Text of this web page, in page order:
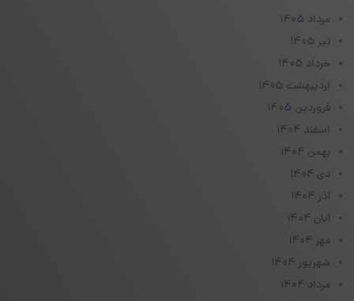
مرداد ۱۴۰۵
تیر ۱۴۰۵
خرداد ۱۴۰۵
اردیبهشت ۱۴۰۵
فروردین ۱۴۰۵
اسفند ۱۴۰۴
بهمن ۱۴۰۴
دی ۱۴۰۴
آذر ۱۴۰۴
آبان ۱۴۰۴
مهر ۱۴۰۴
شهریور ۱۴۰۴
مرداد ۱۴۰۴